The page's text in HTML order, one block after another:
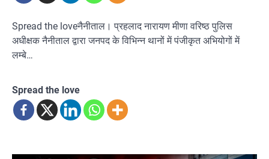
Spread the loveनैनीताल। प्रहलाद नारायण मीणा वरिष्ठ पुलिस
अधीक्षक नैनीताल द्वारा जनपद के विभिन्न थानों में पंजीकृत अभियोगों में
लम्बे…
Spread the love